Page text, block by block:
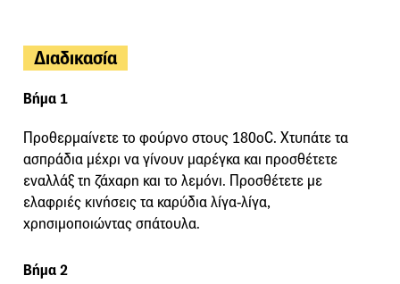
Διαδικασία
Βήμα 1
Προθερμαίνετε το φούρνο στους 180οC. Χτυπάτε τα
ασπράδια μέχρι να γίνουν μαρέγκα και προσθέτετε
εναλλάξ τη ζάχαρη και το λεμόνι. Προσθέτετε με
ελαφριές κινήσεις τα καρύδια λίγα-λίγα,
χρησιμοποιώντας σπάτουλα.
Βήμα 2